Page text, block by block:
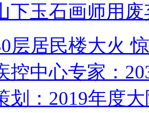
下玉石画师用
层居民楼大火
控中心专家：
划：2019年度